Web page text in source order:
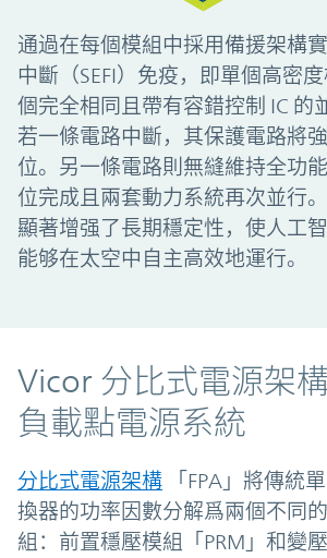
通過在每個模組中採用備援架構
中斷（SEFI）免疫，即單個高密
個完全相同且帶有容錯控制 IC 的
若一條電路中斷，其保護電路將
位。另一條電路則無縫維持全功
位完成且兩套動力系統再次並行
顯著增强了長期穩定性，使人工
能够在太空中自主高效地運行。
Vicor 分比式電源架
負載點電源系統
分比式電源架構 「FPA」將傳統
換器的功率因數分解爲兩個不同
組：前置穩壓模組「PRM」和變